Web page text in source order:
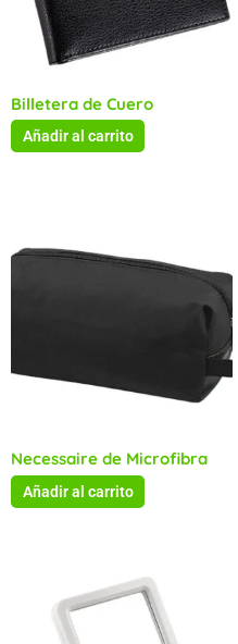
Billetera de Cuero
Añadir al carrito
Necessaire de Microfibra
Añadir al carrito